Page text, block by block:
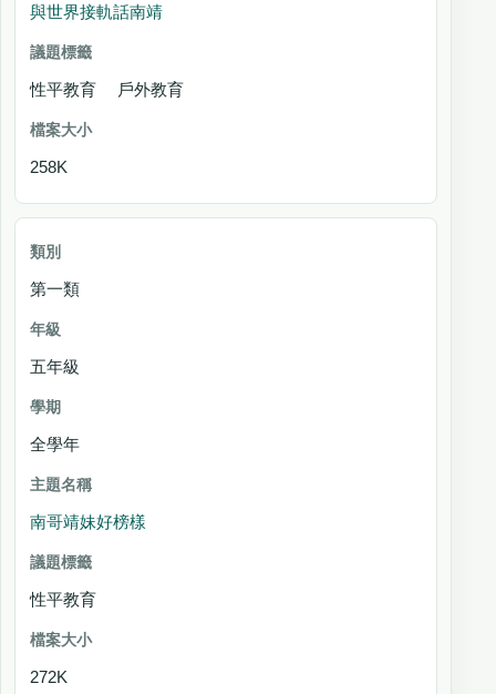
與世界接軌話南靖
性平教育 戶外教育
258K
第一類
五年級
全學年
南哥靖妹好榜樣
性平教育
272K